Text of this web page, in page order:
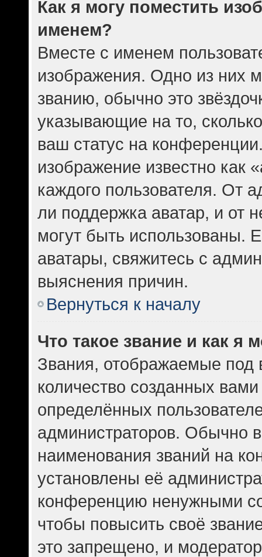
Как я могу поместить
именем?
Вместе с именем
изображения. Одно из них
званию, обычно это
указывающие на то,
ваш статус на
изображение известно как
каждого пользователя. От
ли поддержка аватар, и от
могут быть использованы.
аватары, свяжитесь с
выяснения причин.
Вернуться к началу
Что такое звание и как я
Звания, отображаемые
количество созданных
определённых
администраторов. Обычно
наименования званий на
установлены её
конференцию ненужными
чтобы повысить своё
это запрещено, и